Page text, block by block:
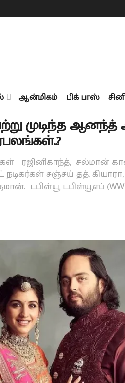
ஆன்மிகம் பிக் பாஸ்
முடிந்த ஆனந்த்
ரஜினிகாந்த், சல்மான்
நடிகர்கள் சஞ்சய் தத்,
டபிள்யூ டபிள்யூஎப்